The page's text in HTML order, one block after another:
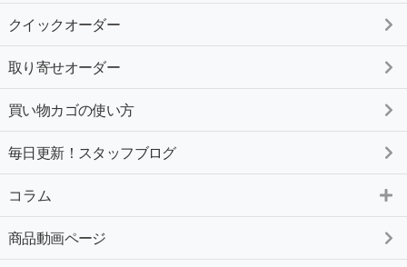
クイックオーダー
取り寄せオーダー
買い物カゴの使い方
毎日更新！スタッフブログ
コラム
商品動画ページ